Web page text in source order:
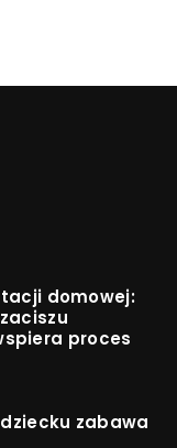
domowej:
proces
zabawa